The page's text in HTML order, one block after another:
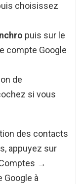
choisissez
puis sur le
compte Google
de
si vous
des contacts
appuyez sur
→
Google à